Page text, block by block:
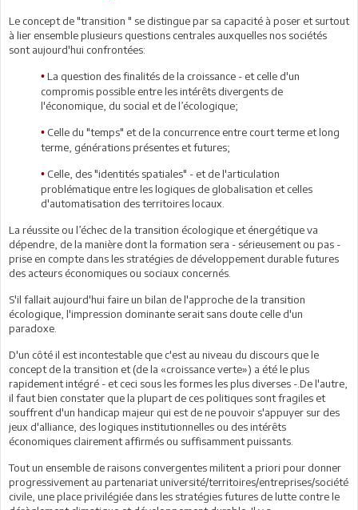
Le concept de "transition " se distingue par sa capacité à poser et surtout
à lier ensemble plusieurs questions centrales auxquelles nos sociétés
sont aujourd'hui confrontées:
• La question des finalités de la croissance - et celle d'un
compromis possible entre les intérêts divergents de
l'économique, du social et de l’écologique;
• Celle du "temps" et de la concurrence entre court terme et long
terme, générations présentes et futures;
• Celle, des "identités spatiales" - et de l'articulation
problématique entre les logiques de globalisation et celles
d'automatisation des territoires locaux.
La réussite ou l’échec de la transition écologique et énergétique va
dépendre, de la manière dont la formation sera - sérieusement ou pas -
prise en compte dans les stratégies de développement durable futures
des acteurs économiques ou sociaux concernés.
S'il fallait aujourd'hui faire un bilan de l'approche de la transition
écologique, l'impression dominante serait sans doute celle d'un
paradoxe.
D'un côté il est incontestable que c'est au niveau du discours que le
concept de la transition et (de la «croissance verte») a été le plus
rapidement intégré - et ceci sous les formes les plus diverses -.De l'autre,
il faut bien constater que la plupart de ces politiques sont fragiles et
souffrent d'un handicap majeur qui est de ne pouvoir s'appuyer sur des
jeux d'alliance, des logiques institutionnelles ou des intérêts
économiques clairement affirmés ou suffisamment puissants.
Tout un ensemble de raisons convergentes militent a priori pour donner
progressivement au partenariat université/territoires/entreprises/société
civile, une place privilégiée dans les stratégies futures de lutte contre le